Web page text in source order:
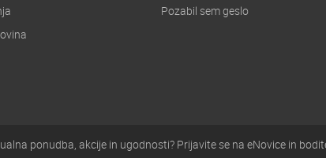
Pozabil sem geslo
ponudba, akcije in ugodnosti? Prijavite se na eNovice in